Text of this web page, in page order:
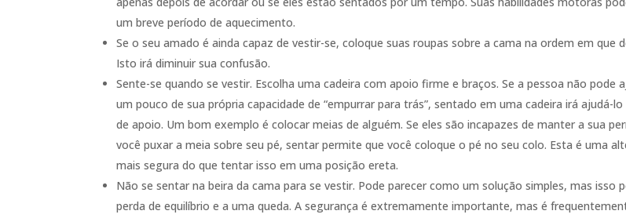
um breve período de aquecimento.
Se o seu amado é ainda capaz de vestir-se, coloque suas roupas sobre a cama na ordem em que
Isto irá diminuir sua confusão.
Sente-se quando se vestir. Escolha uma cadeira com apoio firme e braços. Se a pessoa não pode
um pouco de sua própria capacidade de “empurrar para trás”, sentado em uma cadeira irá ajudá-
de apoio. Um bom exemplo é colocar meias de alguém. Se eles são incapazes de manter a sua
você puxar a meia sobre seu pé, sentar permite que você coloque o pé no seu colo. Esta é uma
mais segura do que tentar isso em uma posição ereta.
Não se sentar na beira da cama para se vestir. Pode parecer como um solução simples, mas isso
perda de equilíbrio e a uma queda. A segurança é extremamente importante, mas é